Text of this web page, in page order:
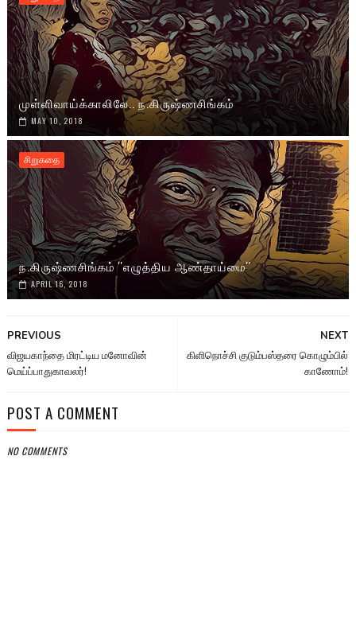
முள்ளிவாய்க்காலிலே.. ந.கிருஷ்ணசிங்கம்
MAY 10, 2018
சிறுகதை
ந.கிருஷ்ணசிங்கம் ''எழுத்திய ஆண்தாய்மை''
APRIL 16, 2018
NEXT
கிளிநொச்சி குடும்பஸ்தரை கொழும்பில்
காணோம்!
PREVIOUS
விஜயகாந்தை மிரட்டிய மனோவின்
மெய்ப்பாதுகாவலர்!
POST A COMMENT
NO COMMENTS